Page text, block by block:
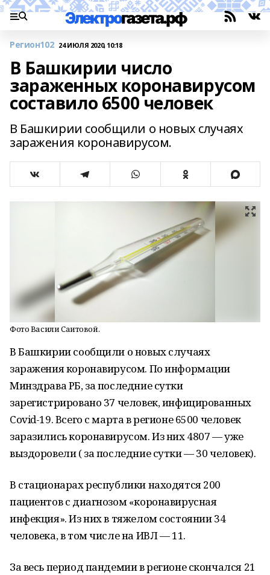
Регион102 24 ИЮЛЯ 2020, 10:18
В Башкирии число
зараженных коронавирусом
составило 6500 человек
В Башкирии сообщили о новых случаях
заражения коронавирусом.
Фото Васили Саитовой.
В Башкирии сообщили о новых случаях
заражения коронавирусом. По информации
Минздрава РБ, за последние сутки
зарегистрировано 37 человек, инфицированных
Covid-19. Всего с марта в регионе 6500 человек
заразились коронавирусом. Из них 4807 — уже
выздоровели ( за последние сутки — 30 человек).
В стационарах республики находятся 200
пациентов с диагнозом «коронавирусная
инфекция». Из них в тяжелом состоянии 34
человека, в том числе на ИВЛ — 11.
За весь период пандемии в регионе скончался 21